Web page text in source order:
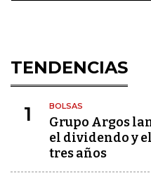
TENDENCIAS
1 BOLSAS
Grupo Argos
el dividendo y
tres años